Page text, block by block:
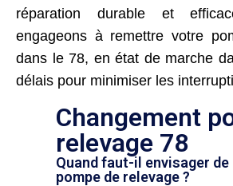
réparation durable et
engageons à remettre votre
dans le 78, en état de marche
délais pour minimiser les
Changement
relevage 78
Quand faut-il envisager
pompe de relevage ?